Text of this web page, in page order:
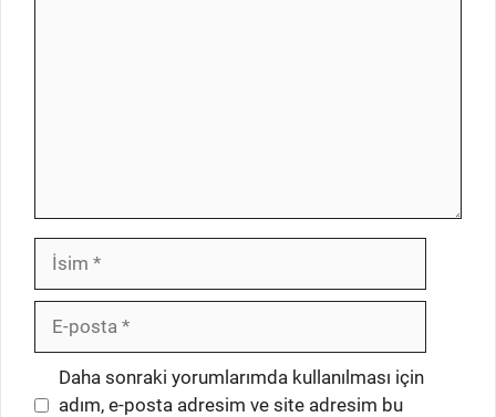
İsim
posta
İnternet
sitesi
Daha sonraki yorumlarımda kullanılması için
adım, e-posta adresim ve site adresim bu